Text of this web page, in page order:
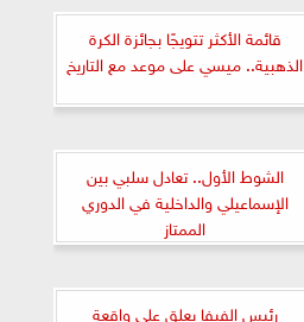
قائمة الأكثر تتويجًا بجائزة الكرة
الذهبية.. ميسي على موعد مع التاريخ
الشوط الأول.. تعادل سلبي بين
الإسماعيلي والداخلية في الدوري
الممتاز
رئيس الفيفا يعلق على واقعة